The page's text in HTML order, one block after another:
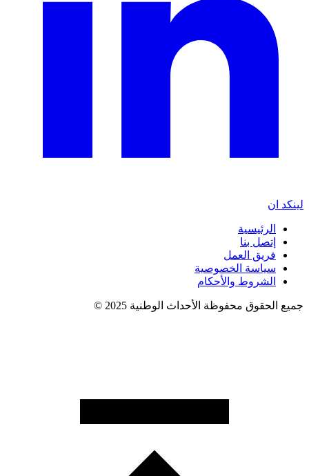
لينكد ان
الرئيسية
إتصل بنا
فريق العمل
سياسة الخصوصية
الشروط والأحكام
جميع الحقوق محفوظة الأحداث الوطنية 2025 ©